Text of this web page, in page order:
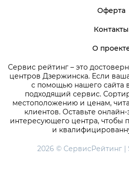
Сервис рейтинг – это
центров Дзержинска. Если
с помощью нашего сайта
подходящий сервис.
местоположению и ценам,
клиентов. Оставьте
интересующего центра, чтобы
и
2026 © СервисРейтинг |
Оферта
Контакты
О